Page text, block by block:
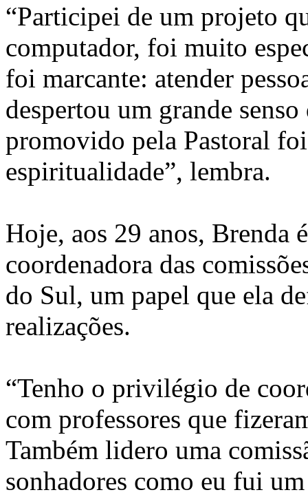
“Participei de um projeto
computador, foi muito
foi marcante: atender
despertou um grande
promovido pela Pastoral
espiritualidade”, lembra.
Hoje, aos 29 anos, Brenda
coordenadora das
do Sul, um papel que ela
realizações.
“Tenho o privilégio de
com professores que
Também lidero uma
sonhadores como eu fui